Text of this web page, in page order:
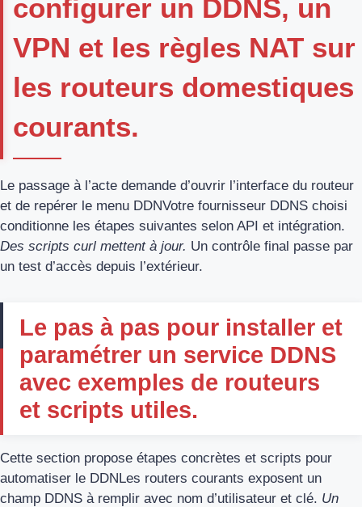
configurer un DDNS, un
VPN et les règles NAT sur
les routeurs domestiques
courants.
Le passage à l’acte demande d’ouvrir l’interface du routeur
et de repérer le menu DDNVotre fournisseur DDNS choisi
conditionne les étapes suivantes selon API et intégration.
Des scripts curl mettent à jour. Un contrôle final passe par
un test d’accès depuis l’extérieur.
Le pas à pas pour installer et
paramétrer un service DDNS
avec exemples de routeurs
et scripts utiles.
Cette section propose étapes concrètes et scripts pour
automatiser le DDNLes routers courants exposent un
champ DDNS à remplir avec nom d’utilisateur et clé. Un